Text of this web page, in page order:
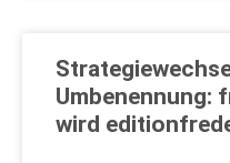
Umbenennung:
wird